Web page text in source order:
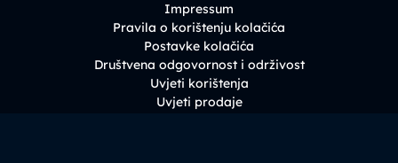
Impressum
Pravila o korištenju kolačića
Postavke kolačića
Društvena odgovornost i održivost
Uvjeti korištenja
Uvjeti prodaje